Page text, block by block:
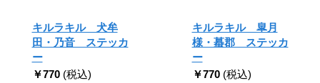
キルラキル 犬牟
田・乃音 ステッカ
ー
￥770 (税込)
キルラキル 皐月
様・蟇郡 ステッカ
ー
￥770 (税込)